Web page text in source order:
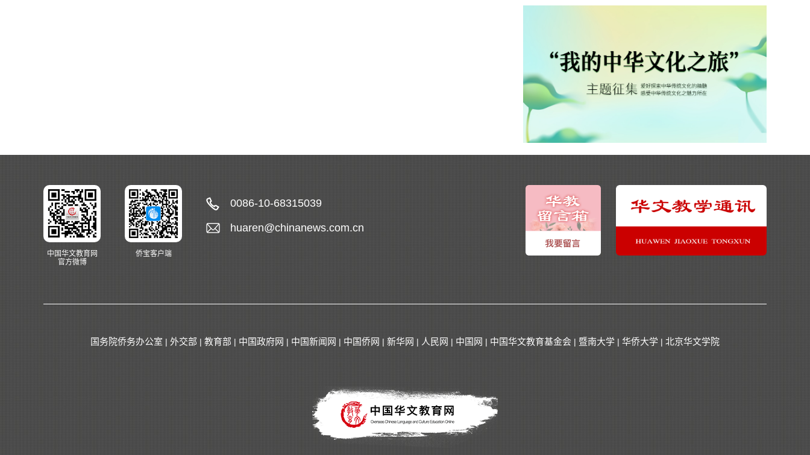
中国华文教育网
官方微博
侨宝客户端
0086-10-68315039
huaren@chinanews.com.cn
国务院侨务办公室 | 外交部 | 教育部 | 中国政府网 | 中国新闻网 | 中国侨网 | 新华网 | 人民网 | 中国网 | 中国华文教育基金会 | 暨南大学 | 华侨大学 | 北京华文学院